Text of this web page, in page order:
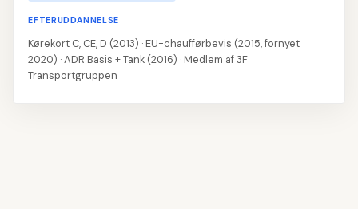
EFTERUDDANNELSE
Kørekort C, CE, D (2013) · EU-chaufførbevis (2015, fornyet
2020) · ADR Basis + Tank (2016) · Medlem af 3F
Transportgruppen